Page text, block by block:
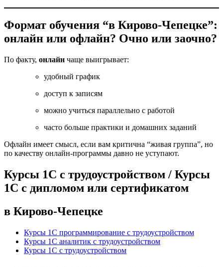
Формат обучения “в Кирово-Чепецке”:
онлайн или офлайн? Очно или заочно?
По факту, онлайн чаще выигрывает:
удобный график
доступ к записям
можно учиться параллельно с работой
часто больше практики и домашних заданий
Офлайн имеет смысл, если вам критична “живая группа”, но
по качеству онлайн-программы давно не уступают.
Курсы 1С с трудоустройством / Курсы
1С с дипломом или сертификатом
в Кирово-Чепецке
Курсы 1С программирование с трудоустройством
Курсы 1С аналитик с трудоустройством
Курсы 1С с трудоустройством